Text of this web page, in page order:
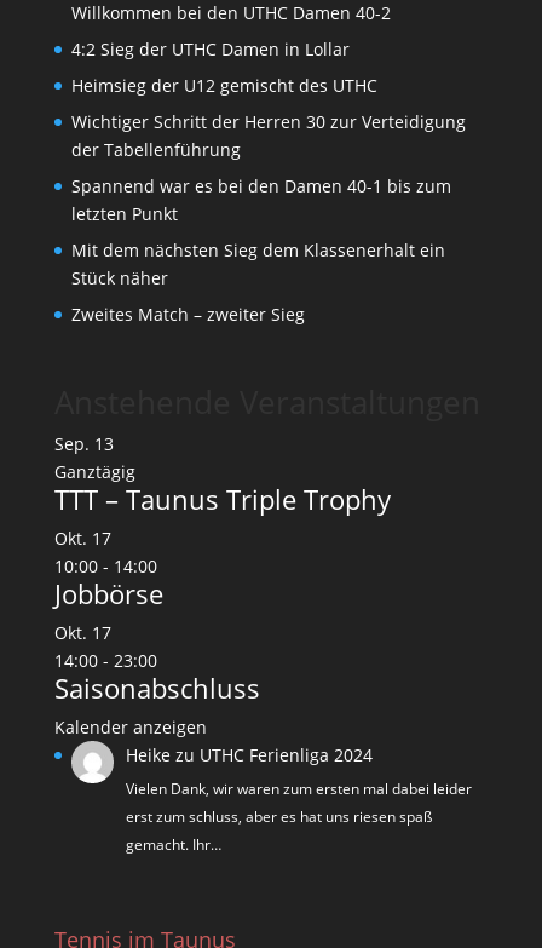
Willkommen bei den UTHC Damen 40-2
4:2 Sieg der UTHC Damen in Lollar
Heimsieg der U12 gemischt des UTHC
Wichtiger Schritt der Herren 30 zur Verteidigung
der Tabellenführung
Spannend war es bei den Damen 40-1 bis zum
letzten Punkt
Mit dem nächsten Sieg dem Klassenerhalt ein
Stück näher
Zweites Match – zweiter Sieg
Sep. 13
Ganztägig
TTT – Taunus Triple Trophy
Okt. 17
10:00- 14:00
Jobbörse
Okt. 17
14:00- 23:00
Saisonabschluss
Kalender anzeigen
Heike zu UTHC Ferienliga 2024
Vielen Dank, wir waren zum ersten mal dabei leider
erst zum schluss, aber es hat uns riesen spaß
gemacht. Ihr…
Tennis im Taunus